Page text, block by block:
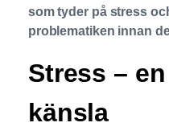
som tyder på stress
problematiken innan
Stress –
känsla